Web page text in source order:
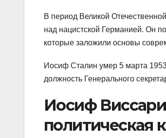
В период Великой
над нацистской Германией. Он
которые заложили основы
Иосиф Сталин умер 5 марта
должность Генерального
Иосиф
политическая